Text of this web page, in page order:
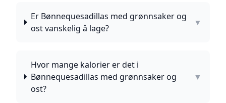
Er Bønnequesadillas med grønnsaker og
ost vanskelig å lage?
▼
Hvor mange kalorier er det i
Bønnequesadillas med grønnsaker og
ost?
▼